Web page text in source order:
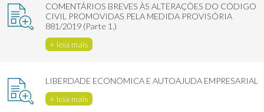
COMENTÁRIOS BREVES ÀS ALTERAÇÕES DO CÓDIGO
CIVIL PROMOVIDAS PELA MEDIDA PROVISÓRIA
881/2019 (Parte 1.)
+ leia mais
LIBERDADE ECONÔMICA E AUTOAJUDA EMPRESARIAL
+ leia mais